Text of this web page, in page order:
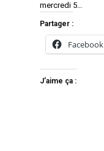
mercredi 5…
Partager :
Facebook
J’aime ça :